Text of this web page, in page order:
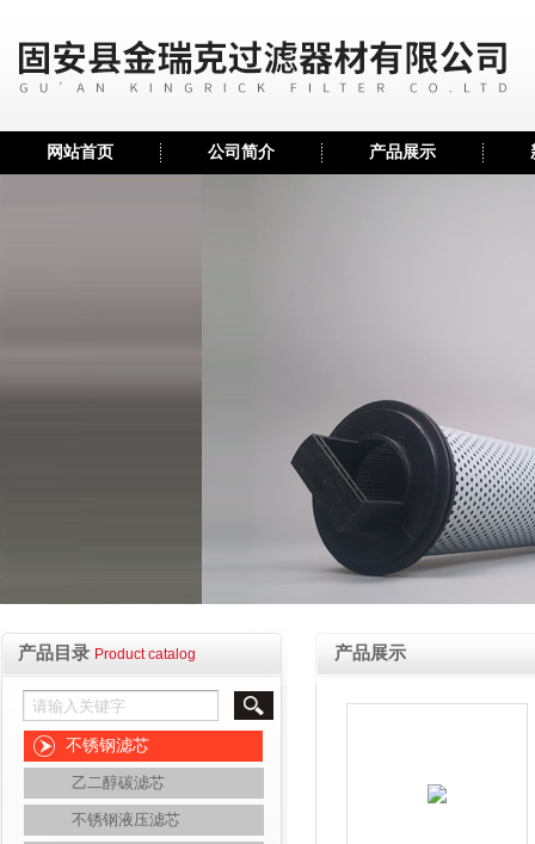
网站首页 公司简介 产品展示
产品目录 Product catalog
不锈钢滤芯
乙二醇碳滤芯
不锈钢液压滤芯
产品展示